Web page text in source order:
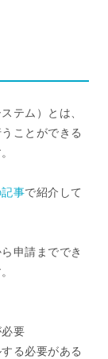
テム）とは、
ことができる
事で紹介して
申請まででき
要
る必要がある